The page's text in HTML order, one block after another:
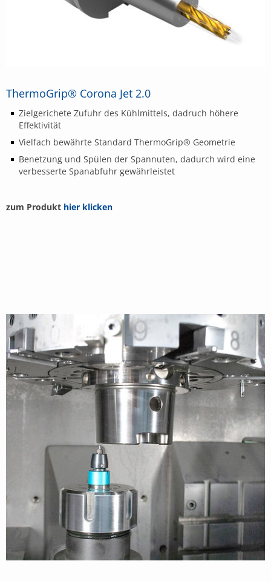
ThermoGrip® Corona Jet 2.0
Zielgerichete Zufuhr des Kühlmittels, dadruch höhere
Effektivität
Vielfach bewährte Standard ThermoGrip® Geometrie
Benetzung und Spülen der Spannuten, dadurch wird eine
verbesserte Spanabfuhr gewährleistet
zum Produkt hier klicken